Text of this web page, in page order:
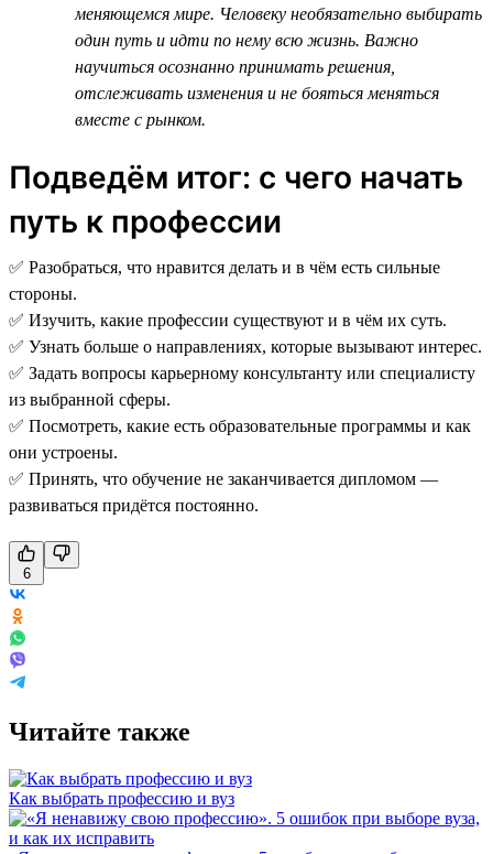
меняющемся мире. Человеку необязательно выбирать
один путь и идти по нему всю жизнь. Важно
научиться осознанно принимать решения,
отслеживать изменения и не бояться меняться
вместе с рынком.
Подведём итог: с чего начать
путь к профессии
✅ Разобраться, что нравится делать и в чём есть сильные
стороны.
✅ Изучить, какие профессии существуют и в чём их суть.
✅ Узнать больше о направлениях, которые вызывают интерес.
✅ Задать вопросы карьерному консультанту или специалисту
из выбранной сферы.
✅ Посмотреть, какие есть образовательные программы и как
они устроены.
✅ Принять, что обучение не заканчивается дипломом —
развиваться придётся постоянно.
6
Читайте также
Как выбрать профессию и вуз